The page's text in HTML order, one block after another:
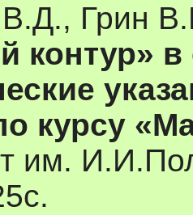
В.Д., Грин
контур»
курсу
им.